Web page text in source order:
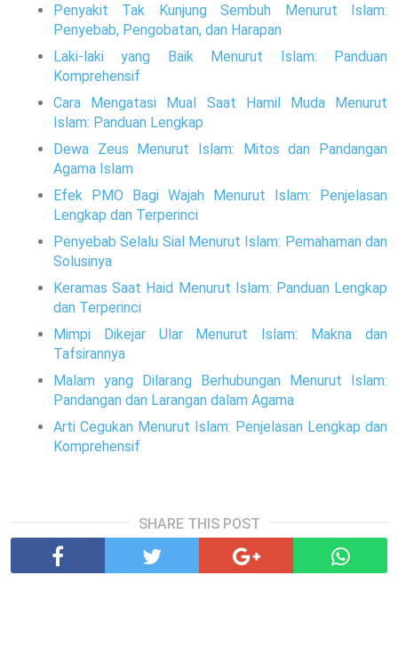
Penyakit Tak Kunjung Sembuh Menurut Islam:
Penyebab, Pengobatan, dan Harapan
Laki-laki yang Baik Menurut Islam: Panduan
Komprehensif
Cara Mengatasi Mual Saat Hamil Muda Menurut
Islam: Panduan Lengkap
Dewa Zeus Menurut Islam: Mitos dan Pandangan
Agama Islam
Efek PMO Bagi Wajah Menurut Islam: Penjelasan
Lengkap dan Terperinci
Penyebab Selalu Sial Menurut Islam: Pemahaman dan
Solusinya
Keramas Saat Haid Menurut Islam: Panduan Lengkap
dan Terperinci
Mimpi Dikejar Ular Menurut Islam: Makna dan
Tafsirannya
Malam yang Dilarang Berhubungan Menurut Islam:
Pandangan dan Larangan dalam Agama
Arti Cegukan Menurut Islam: Penjelasan Lengkap dan
Komprehensif
SHARE THIS POST